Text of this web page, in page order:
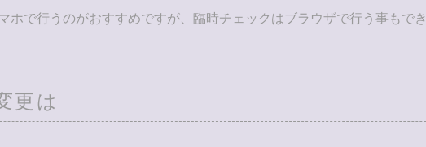
ホで行うのがおすすめですが、臨時チェックはブラウザで行う事もで
更は